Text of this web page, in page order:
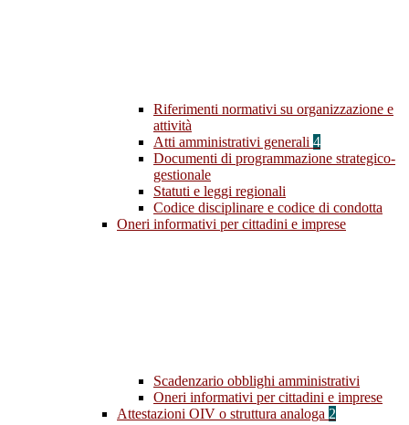
Riferimenti normativi su organizzazione e
attività
Atti amministrativi generali 4
Documenti di programmazione strategico-
gestionale
Statuti e leggi regionali
Codice disciplinare e codice di condotta
Oneri informativi per cittadini e imprese
Scadenzario obblighi amministrativi
Oneri informativi per cittadini e imprese
Attestazioni OIV o struttura analoga 2